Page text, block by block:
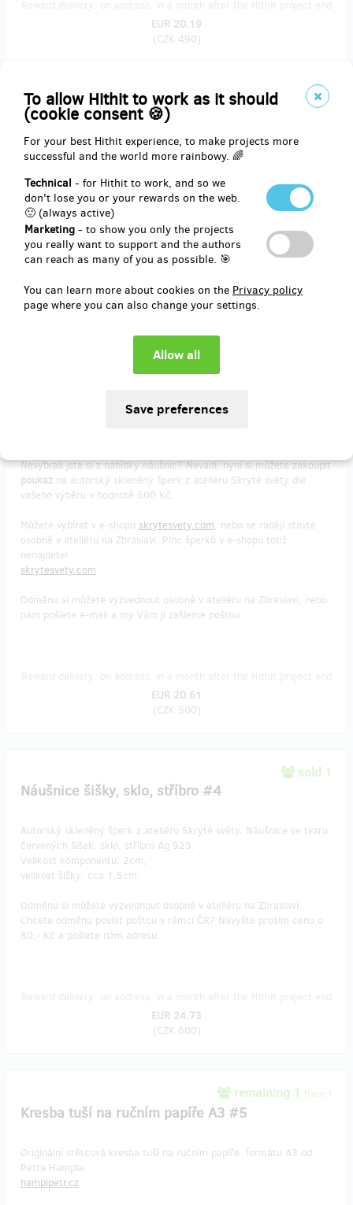
To allow Hithit to work as it should
(cookie consent 🍪)
For your best Hithit experience, to make projects more
successful and the world more rainbowy. 🌈
Technical - for Hithit to work, and so we
don't lose you or your rewards on the web.
🙂 (always active)
Marketing - to show you only the projects
you really want to support and the authors
can reach as many of you as possible. 🎯
You can learn more about cookies on the Privacy policy
page where you can also change your settings.
EUR 20.19
(CZK 490)
sold 0
Bílé náušnice s tečkami, sklo, stříbro #2
Autorský skleněný šperk z ateliéru Skryté světy. Bílé náušnice s
černými tečkami a reliéfním metalickým efektem, sklo, stříbro Ag
925.
Odměnu si můžete vyzvednout osobně v ateliéru na Zbraslavi.
Chcete odměnu poslat poštou v rámci ČR? Navyšte prosím cenu o
80,- Kč a pošlete nám adresu.
Reward delivery: on address, in a month after the Hithit project end
Nevybrali jste si z nabídky náušnic? Nevadí, nyní si můžete zakoupit
poukaz na autorský skleněný šperk z ateliéru Skryté světy dle
vašeho výběru v hodnotě 500 Kč.
Můžete vybírat v e-shopu skrytesvety.com, nebo se raději stavte
osobně v ateliéru na Zbraslavi. Plno šperků v e-shopu totiž
nenajdete!
skrytesvety.com
Odměnu si můžete vyzvednout osobně v ateliéru na Zbraslavi, nebo
nám pošlete e-mail a my Vám ji zašleme poštou.
EUR 20.61
(CZK 500)
sold 1
Náušnice šišky, sklo, stříbro #4
Autorský skleněný šperk z ateliéru Skryté světy. Náušnice ve tvaru
červených šišek, sklo, stříbro Ag 925.
Velikost komponentu: 2cm,
velikost šišky: cca 1,5cm.
Odměnu si můžete vyzvednout osobně v ateliéru na Zbraslavi.
Chcete odměnu poslat poštou v rámci ČR? Navyšte prosím cenu o
80,- Kč a pošlete nám adresu.
EUR 24.73
(CZK 600)
remaining 1 from 1
Kresba tuší na ručním papíře A3 #5
Originální stětcová kresba tuší na ručním papíře formátu A3 od
Petra Hampla.
hamplpetr.cz